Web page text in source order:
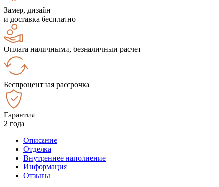
Замер, дизайн
и доставка бесплатно
Оплата наличными, безналичный расчёт
Беспроцентная рассрочка
Гарантия
2 года
Описание
Отделка
Внутреннее наполнение
Информация
Отзывы